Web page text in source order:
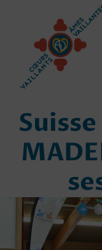
contenu